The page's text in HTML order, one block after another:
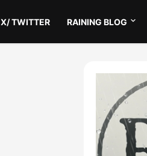
X/ TWITTER RAINING BLOG